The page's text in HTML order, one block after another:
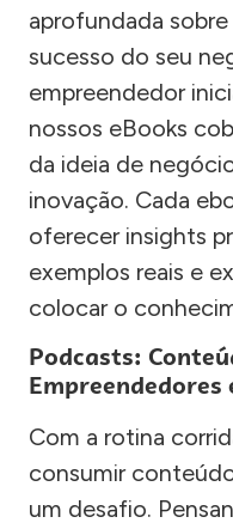
aprofundada
sucesso do seu
empreendedor
nossos eBooks
da ideia de
inovação. Cada
oferecer insights
exemplos reais e
colocar o
Podcasts:
Com a rotina
consumir
um desafio.